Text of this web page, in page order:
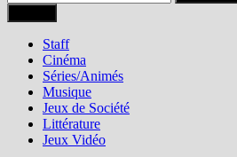
Staff
Cinéma
Séries/Animés
Musique
Jeux de Société
Littérature
Jeux Vidéo